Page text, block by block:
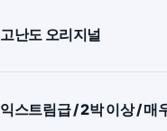
고난도 오리지널
익스트림급 / 2박 이상 / 매